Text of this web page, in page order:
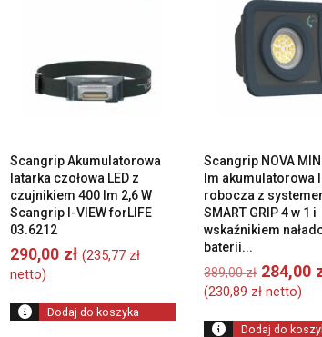
Scangrip Akumulatorowa
latarka czołowa LED z
czujnikiem 400 lm 2,6 W
Scangrip I-VIEW forLIFE
03.6212
290,00 zł (235,77 zł
netto)
Dodaj do koszyka
Scangrip NOVA
lm akumulatorowa
robocza z
SMART GRIP 4 w 1 i
wskaźnikiem
baterii...
389,00zł
cena
wynosiła:
389,00
284,00
(230,89 zł netto)
Dodaj do